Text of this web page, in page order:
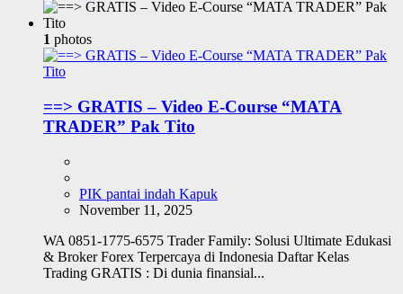
1 photos
==> GRATIS – Video E-Course “MATA
TRADER” Pak Tito
PIK pantai indah Kapuk
November 11, 2025
WA 0851-1775-6575 Trader Family: Solusi Ultimate Edukasi
& Broker Forex Terpercaya di Indonesia Daftar Kelas
Trading GRATIS : Di dunia finansial...